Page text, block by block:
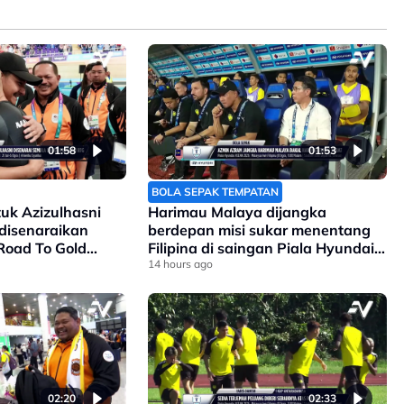
01:58
Azizulhasni
To Gold
01:53
BOLA SEPAK TEMPATAN
Harimau Malaya dijangka
berdepan misi sukar menentang
Filipina di saingan Piala Hyundai
Asean
14 hours ago
02:20 02:33